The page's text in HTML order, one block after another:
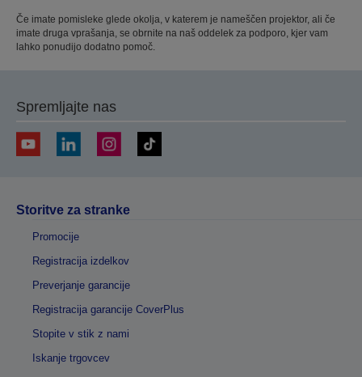
Če imate pomisleke glede okolja, v katerem je nameščen projektor, ali če
imate druga vprašanja, se obrnite na naš oddelek za podporo, kjer vam
lahko ponudijo dodatno pomoč.
Spremljajte nas
Storitve za stranke
Promocije
Registracija izdelkov
Preverjanje garancije
Registracija garancije CoverPlus
Stopite v stik z nami
Iskanje trgovcev